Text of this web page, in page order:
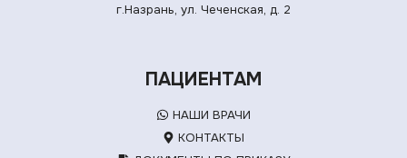
г.Назрань, ул. Чеченская, д. 2
ПАЦИЕНТАМ
НАШИ ВРАЧИ
КОНТАКТЫ